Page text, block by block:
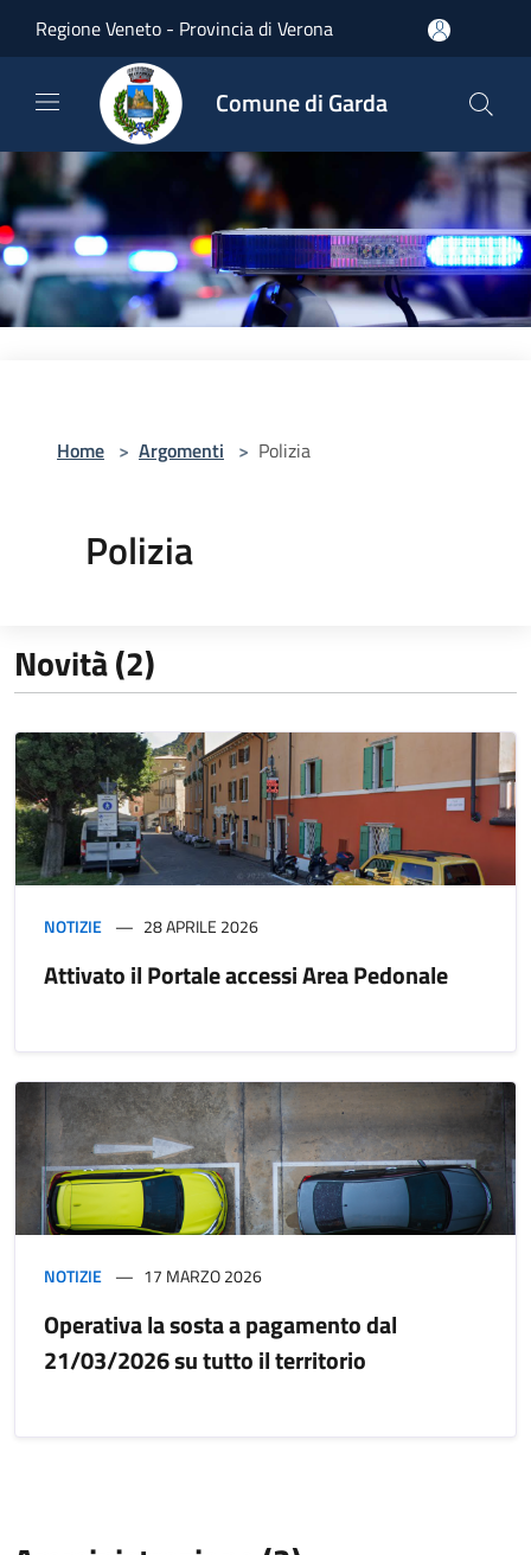
Regione Veneto - Provincia di Verona
Comune di Garda
Home > Argomenti > Polizia
Polizia
Novità (2)
NOTIZIE 28 APRILE 2026
Attivato il Portale accessi Area Pedonale
NOTIZIE 17 MARZO 2026
Operativa la sosta a pagamento dal
21/03/2026 su tutto il territorio